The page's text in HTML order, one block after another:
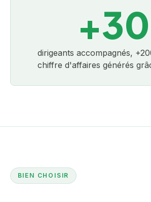
+30
dirigeants accompagnés,
chiffre d'affaires générés
BIEN CHOISIR